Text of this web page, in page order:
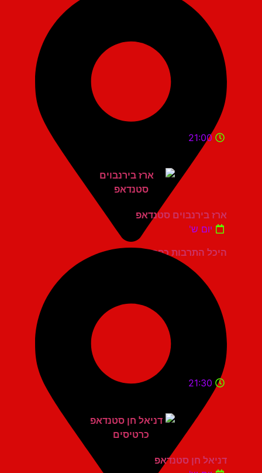
היכל התרבות כפר סבא
21:00
ארז בירנבוים סטנדאפ
יום ש'
21:30
דניאל חן סטנדאפ